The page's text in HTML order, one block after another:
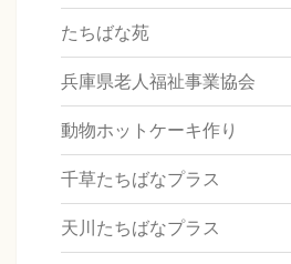
たちばな苑
兵庫県老人福祉事業協会
動物ホットケーキ作り
千草たちばなプラス
天川たちばなプラス